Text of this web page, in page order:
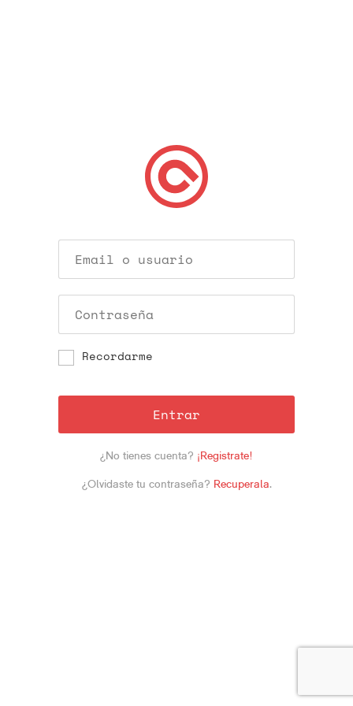
Recordarme
Entrar
¿No tienes cuenta? ¡Registrate!
¿Olvidaste tu contraseña? Recuperala.